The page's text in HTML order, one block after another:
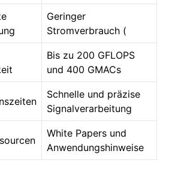
Geringer
Stromverbrauch (
Bis zu 200 GFLOPS
und 400 GMACs
Schnelle und präzise
Signalverarbeitung
White Papers und
Anwendungshinweise